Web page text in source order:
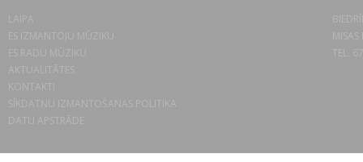
LAIPA
ES IZMANTOJU MŪZIKU
ES RADU MŪZIKU
AKTUALITĀTES
KONTAKTI
SĪKDATŅU IZMANTOŠANAS POLITIKA
DATU APSTRĀDE
TEL.